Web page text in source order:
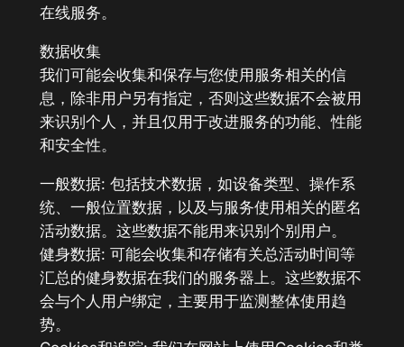
在线服务。
数据收集
我们可能会收集和保存与您使用服务相关的信
息，除非用户另有指定，否则这些数据不会被用
来识别个人，并且仅用于改进服务的功能、性能
和安全性。
一般数据: 包括技术数据，如设备类型、操作系
统、一般位置数据，以及与服务使用相关的匿名
活动数据。这些数据不能用来识别个别用户。
健身数据: 可能会收集和存储有关总活动时间等
汇总的健身数据在我们的服务器上。这些数据不
会与个人用户绑定，主要用于监测整体使用趋
势。